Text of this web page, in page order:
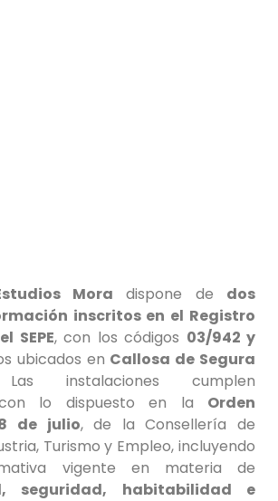
Mora dispone de dos
inscritos en el Registro
SEPE, con los códigos 03/942 y
ubicados en Callosa de Segura
instalaciones cumplen
lo dispuesto en la Orden
de julio, de la Consellería de
Turismo y Empleo, incluyendo
vigente en materia de
seguridad, habitabilidad e